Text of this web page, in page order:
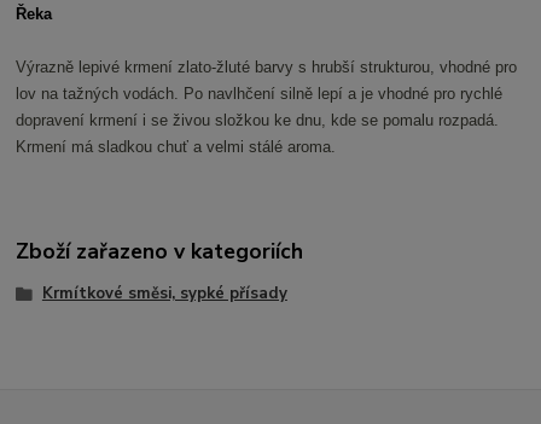
Řeka
Výrazně lepivé krmení zlato-žluté barvy s hrubší strukturou, vhodné pro
lov na tažných vodách. Po navlhčení silně lepí a je vhodné pro rychlé
dopravení krmení i se živou složkou ke dnu, kde se pomalu rozpadá.
Krmení má sladkou chuť a velmi stálé aroma.
Zboží zařazeno v kategoriích
Krmítkové směsi, sypké přísady